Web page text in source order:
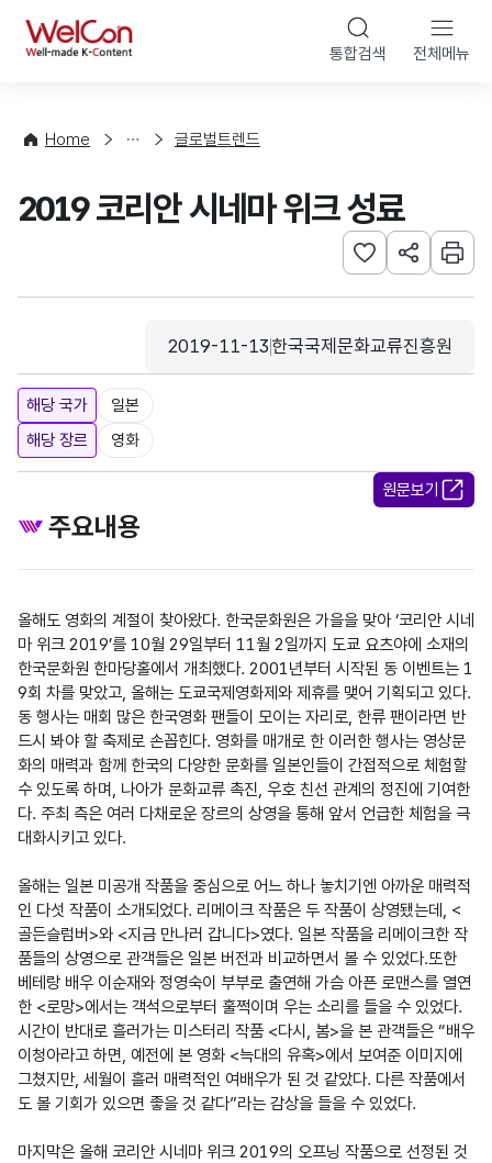
WelCon 통합검색 전체메뉴
Home
향
계
글로벌트렌드
2019 코리안 시네마 위크 성료
관심사 등록하기
URL 공유하
인쇄
등록일
2019-11-13
수집기관
한국국제문화교류진흥원
해당 국가
일본
해당 장르
영화
원문보기
주요내용
올해도 영화의 계절이 찾아왔다. 한국문화원은 가을을 맞아 ‘코리안 시네
마 위크 2019’를 10월 29일부터 11월 2일까지 도쿄 요츠야에 소재의
한국문화원 한마당홀에서 개최했다. 2001년부터 시작된 동 이벤트는 1
9회 차를 맞았고, 올해는 도쿄국제영화제와 제휴를 맺어 기획되고 있다.
동 행사는 매회 많은 한국영화 팬들이 모이는 자리로, 한류 팬이라면 반
드시 봐야 할 축제로 손꼽힌다. 영화를 매개로 한 이러한 행사는 영상문
화의 매력과 함께 한국의 다양한 문화를 일본인들이 간접적으로 체험할
수 있도록 하며, 나아가 문화교류 촉진, 우호 친선 관계의 정진에 기여한
다. 주최 측은 여러 다채로운 장르의 상영을 통해 앞서 언급한 체험을 극
대화시키고 있다.
올해는 일본 미공개 작품을 중심으로 어느 하나 놓치기엔 아까운 매력적
인 다섯 작품이 소개되었다. 리메이크 작품은 두 작품이 상영됐는데, <
골든슬럼버>와 <지금 만나러 갑니다>였다. 일본 작품을 리메이크한 작
품들의 상영으로 관객들은 일본 버전과 비교하면서 볼 수 있었다.또한
베테랑 배우 이순재와 정영숙이 부부로 출연해 가슴 아픈 로맨스를 열연
한 <로망>에서는 객석으로부터 훌쩍이며 우는 소리를 들을 수 있었다.
시간이 반대로 흘러가는 미스터리 작품 <다시, 봄>을 본 관객들은 “배우
이청아라고 하면, 예전에 본 영화 <늑대의 유혹>에서 보여준 이미지에
그쳤지만, 세월이 흘러 매력적인 여배우가 된 것 같았다. 다른 작품에서
도 볼 기회가 있으면 좋을 것 같다”라는 감상을 들을 수 있었다.
마지막은 올해 코리안 시네마 위크 2019의 오프닝 작품으로 선정된 것